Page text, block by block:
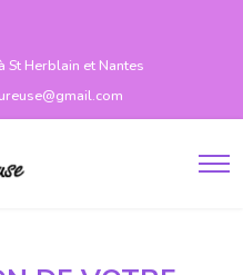
Herblain et Nantes